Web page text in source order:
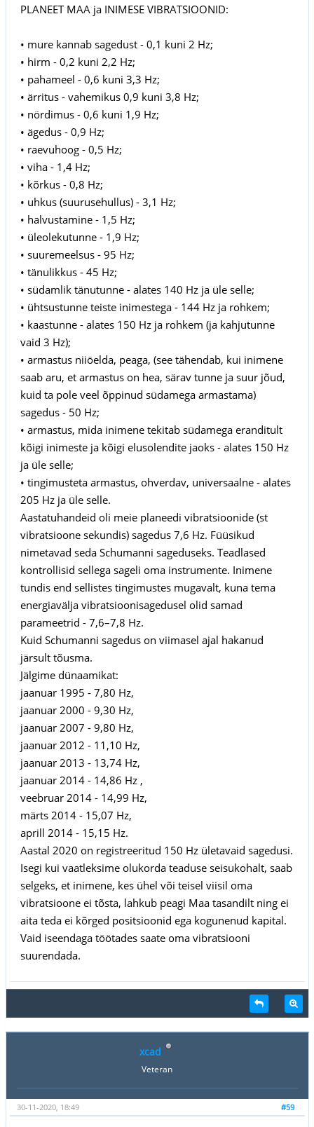
PLANEET MAA ja INIMESE VIBRATSIOONID:
• mure kannab sagedust - 0,1 kuni 2 Hz;
• hirm - 0,2 kuni 2,2 Hz;
• pahameel - 0,6 kuni 3,3 Hz;
• ärritus - vahemikus 0,9 kuni 3,8 Hz;
• nördimus - 0,6 kuni 1,9 Hz;
• ägedus - 0,9 Hz;
• raevuhoog - 0,5 Hz;
• viha - 1,4 Hz;
• kõrkus - 0,8 Hz;
• uhkus (suurusehullus) - 3,1 Hz;
• halvustamine - 1,5 Hz;
• üleolekutunne - 1,9 Hz;
• suuremeelsus - 95 Hz;
• tänulikkus - 45 Hz;
• südamlik tänutunne - alates 140 Hz ja üle selle;
• ühtsustunne teiste inimestega - 144 Hz ja rohkem;
• kaastunne - alates 150 Hz ja rohkem (ja kahjutunne
vaid 3 Hz);
• armastus niiöelda, peaga, (see tähendab, kui inimene
saab aru, et armastus on hea, särav tunne ja suur jõud,
kuid ta pole veel õppinud südamega armastama)
sagedus - 50 Hz;
• armastus, mida inimene tekitab südamega eranditult
kõigi inimeste ja kõigi elusolendite jaoks - alates 150 Hz
ja üle selle;
• tingimusteta armastus, ohverdav, universaalne - alates
205 Hz ja üle selle.
Aastatuhandeid oli meie planeedi vibratsioonide (st
vibratsioone sekundis) sagedus 7,6 Hz. Füüsikud
nimetavad seda Schumanni sageduseks. Teadlased
kontrollisid sellega sageli oma instrumente. Inimene
tundis end sellistes tingimustes mugavalt, kuna tema
energiavälja vibratsioonisagedusel olid samad
parameetrid - 7,6–7,8 Hz.
Kuid Schumanni sagedus on viimasel ajal hakanud
järsult tõusma.
Jälgime dünaamikat:
jaanuar 1995 - 7,80 Hz,
jaanuar 2000 - 9,30 Hz,
jaanuar 2007 - 9,80 Hz,
jaanuar 2012 - 11,10 Hz,
jaanuar 2013 - 13,74 Hz,
jaanuar 2014 - 14,86 Hz ,
veebruar 2014 - 14,99 Hz,
märts 2014 - 15,07 Hz,
aprill 2014 - 15,15 Hz.
Aastal 2020 on registreeritud 150 Hz ületavaid sagedusi.
Isegi kui vaatleksime olukorda teaduse seisukohalt, saab
selgeks, et inimene, kes ühel või teisel viisil oma
vibratsioone ei tõsta, lahkub peagi Maa tasandilt ning ei
aita teda ei kõrged positsioonid ega kogunenud kapital.
Vaid iseendaga töötades saate oma vibratsiooni
suurendada.
xcad
Veteran
#59
30-11-2020, 18:49